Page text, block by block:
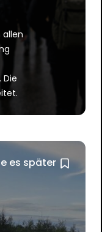
allen
Die
es später